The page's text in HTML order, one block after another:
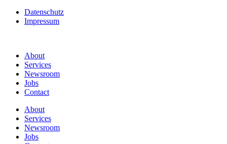
Datenschutz
Impressum
About
Services
Newsroom
Jobs
Contact
About
Services
Newsroom
Jobs